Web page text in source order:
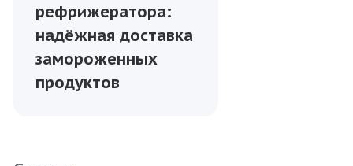
рефрижератора:
надёжная доставка
замороженных
продуктов